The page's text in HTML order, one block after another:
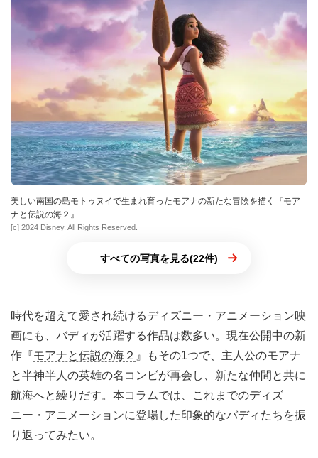
美しい南国の島モトゥヌイで生まれ育ったモアナの新たな冒険を描く『モア
ナと伝説の海２』
[c] 2024 Disney. All Rights Reserved.
すべての写真を見る(22件)
時代を超えて愛され続けるディズニー・アニメーション映
画にも、バディが活躍する作品は数多い。現在公開中の新
作『モアナと伝説の海２ 』もその1つで、主人公のモアナ
と半神半人の英雄の名コンビが再会し、新たな仲間と共に
航海へと繰りだす。本コラムでは、これまでのディズ
ニー・アニメーションに登場した印象的なバディたちを振
り返ってみたい。